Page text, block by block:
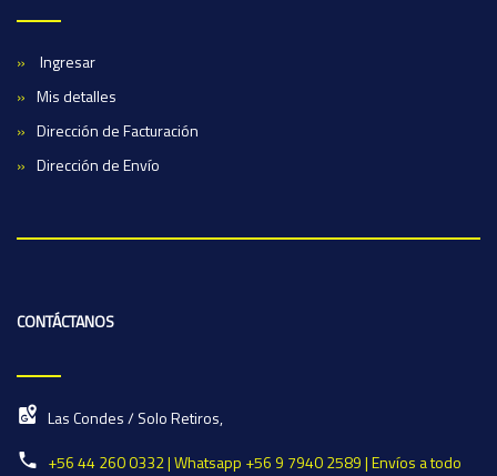
Ingresar
Mis detalles
Dirección de Facturación
Dirección de Envío
CONTÁCTANOS
Las Condes / Solo Retiros,
+56 44 260 0332 | Whatsapp +56 9 7940 2589 | Envíos a todo